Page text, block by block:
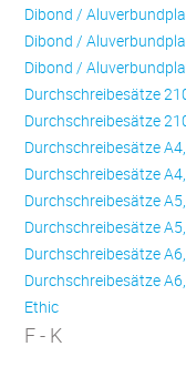
Dibond /
Dibond /
Dibond /
Durchschreibesätze
Durchschreibesätze
Durchschreibesätze
Durchschreibesätze
Durchschreibesätze
Durchschreibesätze
Durchschreibesätze
Durchschreibesätze
Ethic
F - K